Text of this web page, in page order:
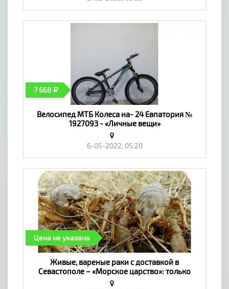
7 668
Велосипед МТБ Колеса на- 24 Евпатория №
1927093 - «Личные вещи»
6-05-2022, 05:20
Цена не указана
Живые, вареные раки с доставкой в
Севастополе – «Морское царство»: только
свежая продукция! Севастополь № 1888448 -